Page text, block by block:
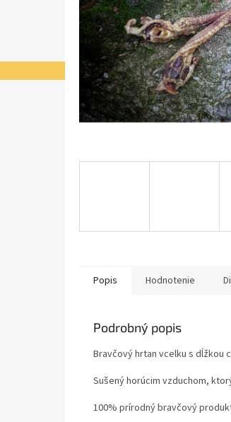
Popis Hodnotenie
Podrobný popis
Bravčový hrtan vcelku s dĺžkou
Sušený horúcim vzduchom,
100% prírodný bravčový